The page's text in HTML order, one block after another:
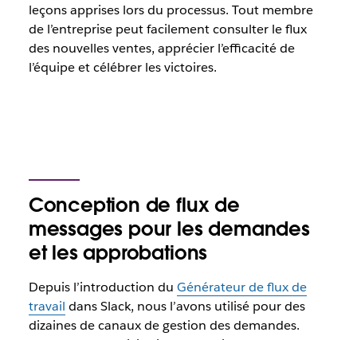
leçons apprises lors du processus. Tout membre
de l’entreprise peut facilement consulter le flux
des nouvelles ventes, apprécier l’efficacité de
l’équipe et célébrer les victoires.
Conception de flux de
messages pour les demandes
et les approbations
Depuis l’introduction du Générateur de flux de
travail dans Slack, nous l’avons utilisé pour des
dizaines de canaux de gestion des demandes.